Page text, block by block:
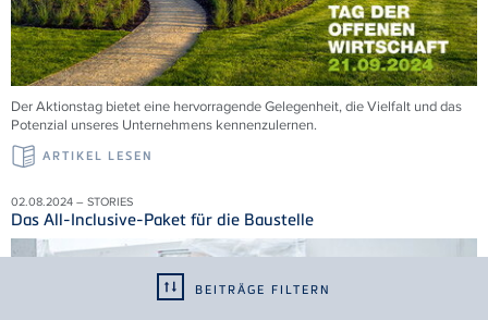
BEITRÄGE FILTERN
Der Aktionstag bietet eine hervorragende Gelegenheit, die Vielfalt und das
Potenzial unseres Unternehmens kennenzulernen.
ARTIKEL LESEN
02.08.2024 – STORIES
Das All-Inclusive-Paket für die Baustelle